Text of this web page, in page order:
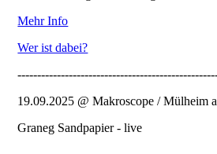
Mehr Info
Wer ist dabei?
19.09.2025 @ Makroscope / Mülheim
Graneg Sandpapier - live